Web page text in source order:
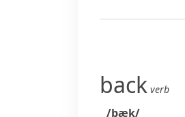
back verb
/bæk/